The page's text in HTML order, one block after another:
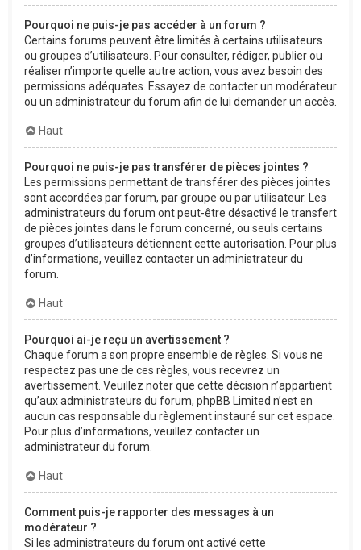
Pourquoi ne puis-je pas accéder à un forum ?
Certains forums peuvent être limités à certains utilisateurs
ou groupes d’utilisateurs. Pour consulter, rédiger, publier ou
réaliser n’importe quelle autre action, vous avez besoin des
permissions adéquates. Essayez de contacter un modérateur
ou un administrateur du forum afin de lui demander un accès.
Haut
Pourquoi ne puis-je pas transférer de pièces jointes ?
Les permissions permettant de transférer des pièces jointes
sont accordées par forum, par groupe ou par utilisateur. Les
administrateurs du forum ont peut-être désactivé le transfert
de pièces jointes dans le forum concerné, ou seuls certains
groupes d’utilisateurs détiennent cette autorisation. Pour plus
d’informations, veuillez contacter un administrateur du
forum.
Haut
Pourquoi ai-je reçu un avertissement ?
Chaque forum a son propre ensemble de règles. Si vous ne
respectez pas une de ces règles, vous recevrez un
avertissement. Veuillez noter que cette décision n’appartient
qu’aux administrateurs du forum, phpBB Limited n’est en
aucun cas responsable du règlement instauré sur cet espace.
Pour plus d’informations, veuillez contacter un
administrateur du forum.
Haut
Comment puis-je rapporter des messages à un
modérateur ?
Si les administrateurs du forum ont activé cette